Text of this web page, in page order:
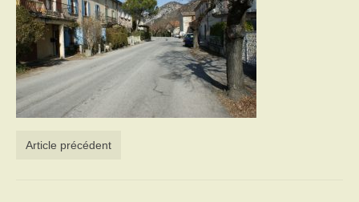
Actualités
Activités
Poésie
Article précédent